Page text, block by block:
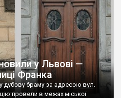
у Львові —
Франка
дубову браму за адресою вул.
провели в межах міської